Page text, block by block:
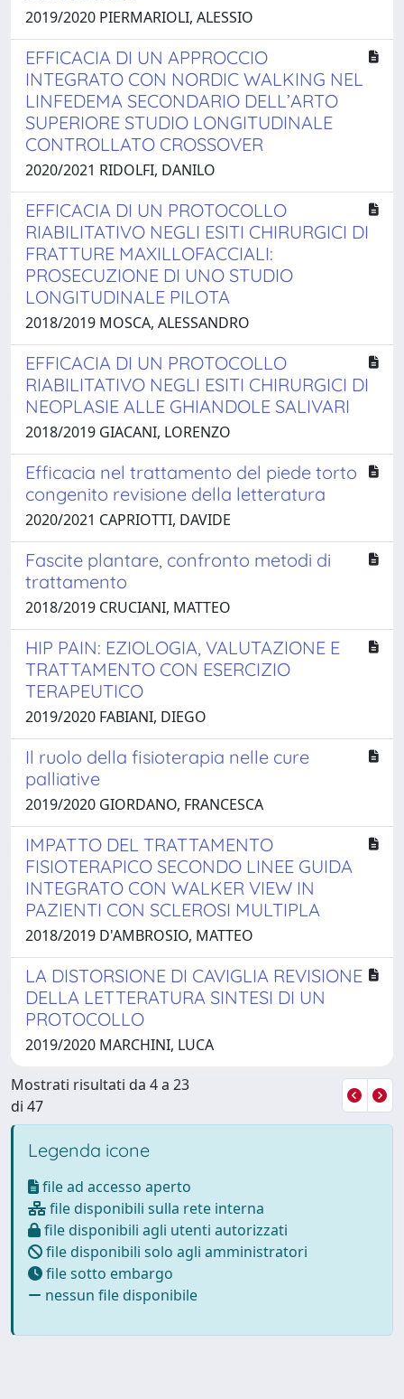
2019/2020 PIERMARIOLI, ALESSIO
EFFICACIA DI UN APPROCCIO
INTEGRATO CON NORDIC WALKING NEL
LINFEDEMA SECONDARIO DELL’ARTO
SUPERIORE STUDIO LONGITUDINALE
CONTROLLATO CROSSOVER
2020/2021 RIDOLFI, DANILO
EFFICACIA DI UN PROTOCOLLO
RIABILITATIVO NEGLI ESITI CHIRURGICI DI
FRATTURE MAXILLOFACCIALI:
PROSECUZIONE DI UNO STUDIO
LONGITUDINALE PILOTA
2018/2019 MOSCA, ALESSANDRO
EFFICACIA DI UN PROTOCOLLO
RIABILITATIVO NEGLI ESITI CHIRURGICI DI
NEOPLASIE ALLE GHIANDOLE SALIVARI
2018/2019 GIACANI, LORENZO
Efficacia nel trattamento del piede torto
congenito revisione della letteratura
2020/2021 CAPRIOTTI, DAVIDE
Fascite plantare, confronto metodi di
trattamento
2018/2019 CRUCIANI, MATTEO
HIP PAIN: EZIOLOGIA, VALUTAZIONE E
TRATTAMENTO CON ESERCIZIO
TERAPEUTICO
2019/2020 FABIANI, DIEGO
Il ruolo della fisioterapia nelle cure
palliative
2019/2020 GIORDANO, FRANCESCA
IMPATTO DEL TRATTAMENTO
FISIOTERAPICO SECONDO LINEE GUIDA
INTEGRATO CON WALKER VIEW IN
PAZIENTI CON SCLEROSI MULTIPLA
2018/2019 D'AMBROSIO, MATTEO
LA DISTORSIONE DI CAVIGLIA REVISIONE
DELLA LETTERATURA SINTESI DI UN
PROTOCOLLO
2019/2020 MARCHINI, LUCA
Mostrati risultati da 4 a 23
di 47
Legenda icone
file ad accesso aperto
file disponibili sulla rete interna
file disponibili agli utenti autorizzati
file disponibili solo agli amministratori
file sotto embargo
nessun file disponibile